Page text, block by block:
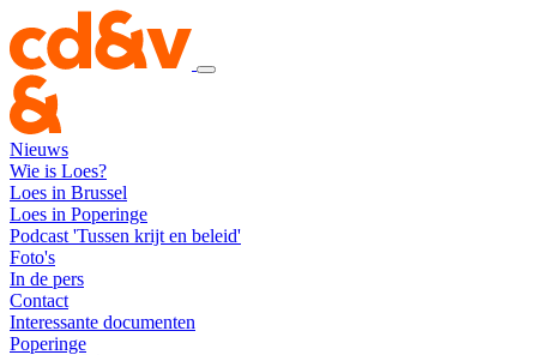
Nieuws
Wie is Loes?
Loes in Brussel
Loes in Poperinge
Podcast 'Tussen krijt en beleid'
Foto's
In de pers
Contact
Interessante documenten
Poperinge